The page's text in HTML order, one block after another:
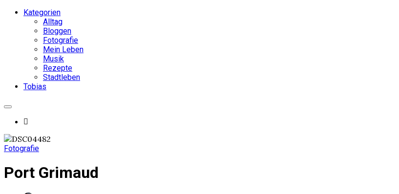
Kategorien
Alltag
Bloggen
Fotografie
Mein Leben
Musik
Rezepte
Stadtleben
Tobias
Fotografie
Port Grimaud